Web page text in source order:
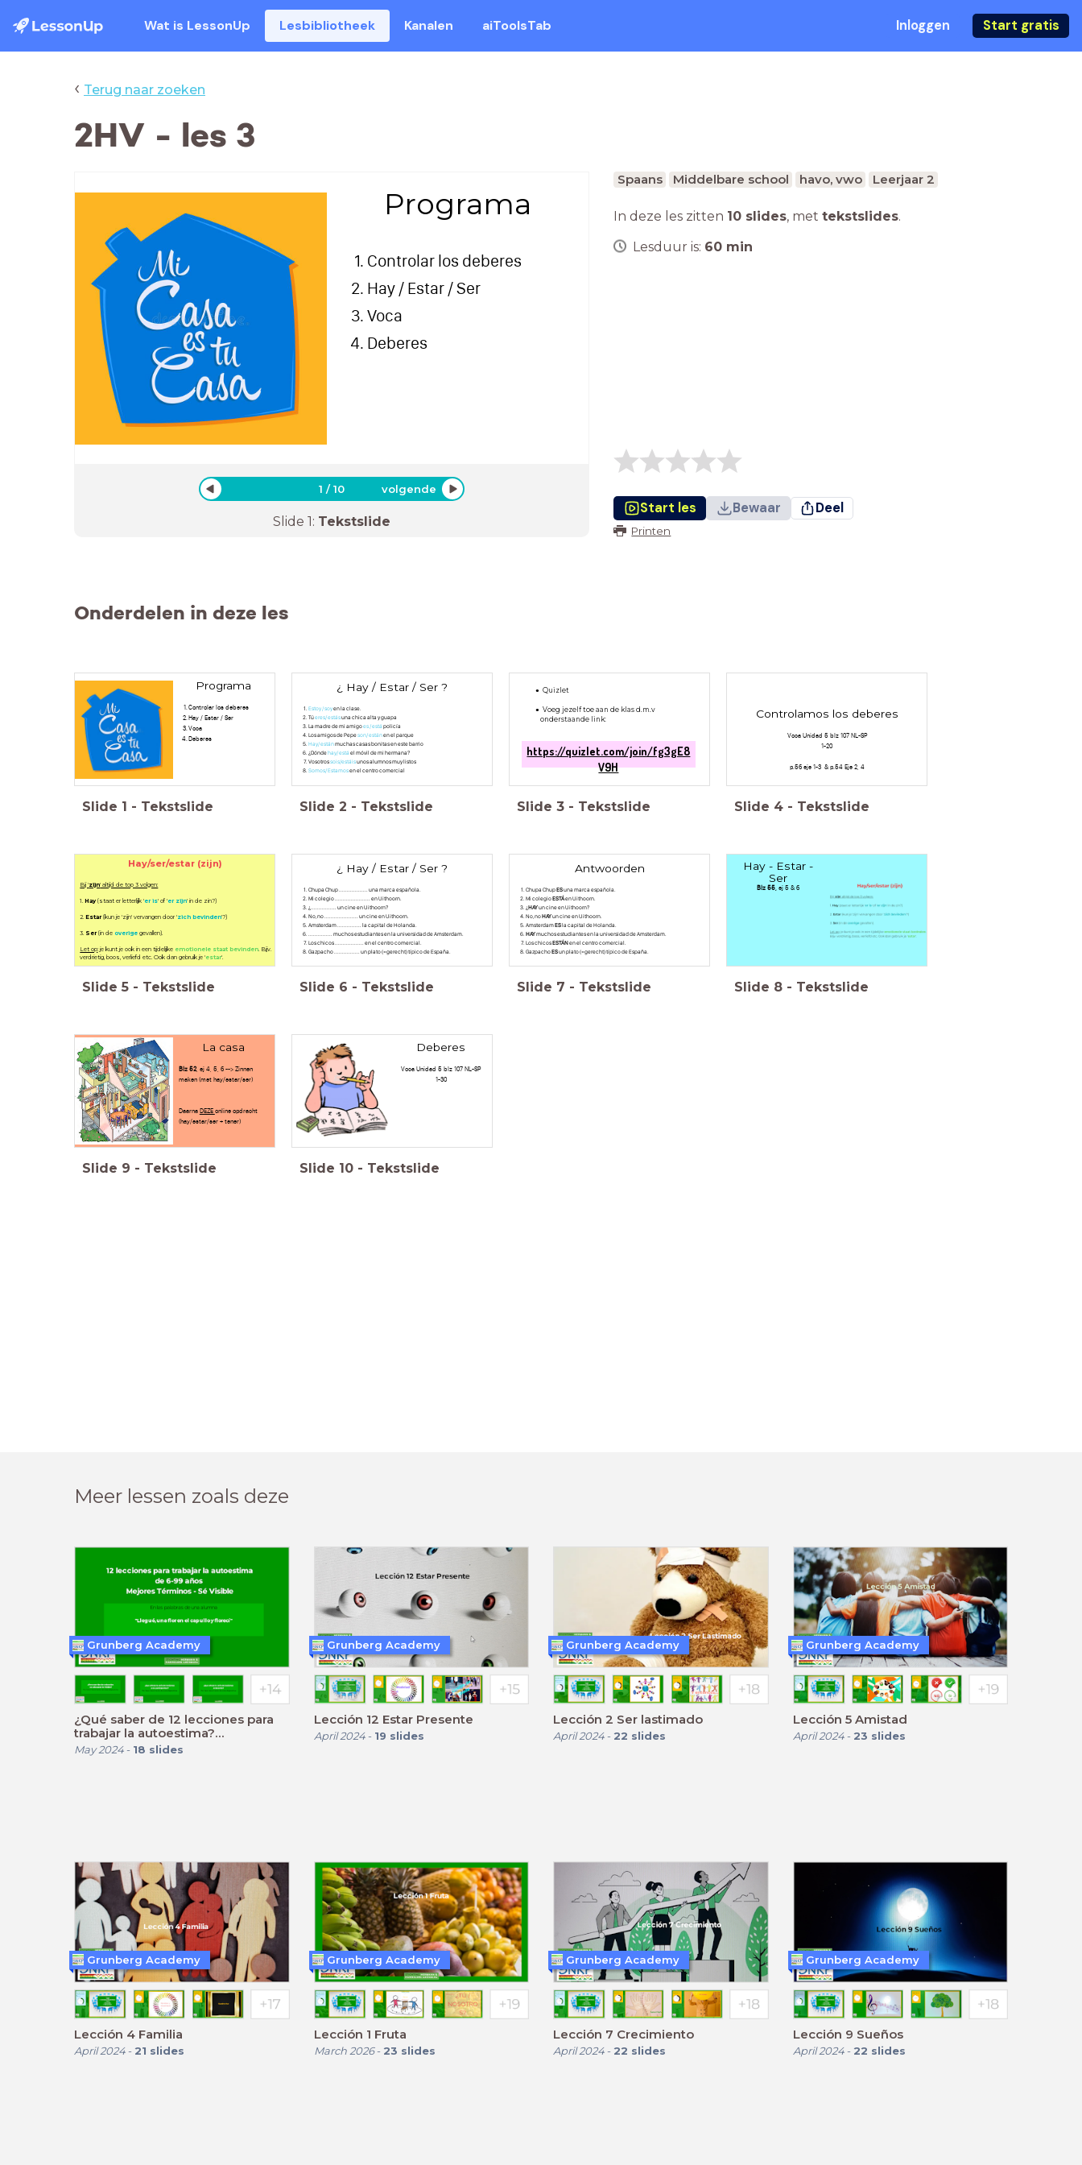
Wat is LessonUp Lesbibliotheek Kanalen aiToolsTab Inloggen Start gratis
‹ Terug naar zoeken
2HV - les 3
Programa
Controlar los deberes
Hay / Estar / Ser
Voca
Deberes
1 /10 volgende
Slide 1: Tekstslide
Spaans Middelbare school havo, vwo Leerjaar 2
In deze les zitten 10 slides, met tekstslides.
Lesduur is: 60 min
Start les Bewaar Deel
Printen
Onderdelen in deze les
Programa
Controlar los deberes
Hay / Estar / Ser
Voca
Deberes
Slide 1 - Tekstslide
¿ Hay / Estar / Ser ?
Estoy / soyen la clase.
Túeres/ estásuna chica alta y guapa
La madre de mi amigoes / está policía
Los amigos de Pepeson/ estánen el parque
Hay/ estánmuchas casas bonitas en este barrio
¿Dóndehay/ está el móvil de mi hermana?
Vosotrossois/estáisunos alumnos muy listos
Somos/ Estamosen el centro comercial
Slide 2 - Tekstslide
Quizlet
Voeg jezelf toe aan de klas d.m.v
onderstaande link:
https://quizlet.com/join/fg3gE8
V9H
Slide 3 - Tekstslide
Controlamos los deberes
Voca Unidad 5 blz 107 NL-SP
1-20
p.56 eje 1-3 & p.54 Eje 2, 4
Slide 4 - Tekstslide
Hay/ser/estar (zijn)
Bij 'zijn' altijd de top 3 volgen:
1.Hay (staat er letterlijk 'er is' of 'er zijn' in de zin?)
2.Estar(kun je 'zijn' vervangen door 'zich bevinden'?)
3. Ser(in de overige gevallen).
Let op: je kunt je ook in een tijdelijke emotionele staat bevinden . Bijv.
verdrietig, boos, verliefd etc. Ook dan gebruik je 'estar'.
Slide 5 - Tekstslide
¿ Hay / Estar / Ser ?
Chupa Chup .................. una marca española.
Mi colegio ...................... en Uithoorn.
¿................ un cine en Uithoorn?
No, no ..................... un cine en Uithoorn.
Amsterdam ............... la capital de Holanda.
............... muchos estudiantes en la universidad de Amsterdam.
Los chicos .................. en el centro comercial.
Gazpacho ................ un plato (=gerecht) típico de España.
Slide 6 - Tekstslide
Antwoorden
Chupa ChupESuna marca española.
Mi colegioESTÁen Uithoorn.
¿HAYun cine en Uithoorn?
No, noHAYun cine en Uithoorn.
AmsterdamESla capital de Holanda.
HAYmuchos estudiantes en la universidad de Amsterdam.
Los chicosESTÁNen el centro comercial.
GazpachoESun plato (=gerecht) típico de España.
Slide 7 - Tekstslide
Hay - Estar -
Ser
Blz 55,ej 5 & 6
Slide 8 - Tekstslide
La casa
Blz 52, ej 4, 5, 6 --> Zinnen
maken (met hay/estar/ser)
Daarna DEZE online opdracht
(hay/estar/ser + tener)
Slide 9 - Tekstslide
Deberes
Voca Unidad 5 blz 107 NL-SP
1-30
Slide 10 - Tekstslide
Meer lessen zoals deze
¿Qué saber de 12 lecciones para
trabajar la autoestima?
INTRODUCCIÓN (6-99 años)
May 2024- 18 slides
Grunberg Academy
Lección 12 Estar Presente
April 2024- 19 slides
Grunberg Academy
Lección 2 Ser lastimado
April 2024- 22 slides
Grunberg Academy
Lección 5 Amistad
April 2024- 23 slides
Grunberg Academy
Lección 4 Familia
April 2024- 21 slides
Grunberg Academy
Lección 1 Fruta
March 2026- 23 slides
Grunberg Academy
Lección 7 Crecimiento
April 2024- 22 slides
Grunberg Academy
Lección 9 Sueños
April 2024- 22 slides
Grunberg Academy